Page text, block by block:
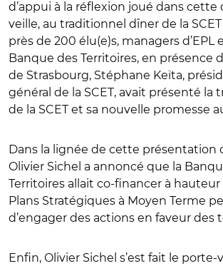
d’appui à la réflexion joué dans cette
veille, au traditionnel dîner de la
près de 200 élu(e)s, managers d’EPL
Banque des Territoires, en présence
de Strasbourg, Stéphane Keïta,
général de la SCET, avait présenté la
de la SCET et sa nouvelle promesse
Dans la lignée de cette présentation
Olivier Sichel a annoncé que la
Territoires allait co-financer à hauteur
Plans Stratégiques à Moyen Terme
d’engager des actions en faveur des
Enfin, Olivier Sichel s’est fait le porte-